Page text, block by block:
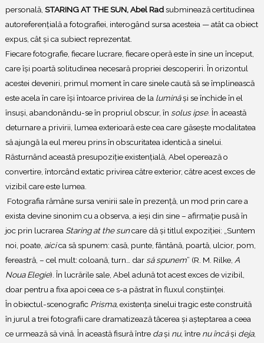
personală, STARING AT THE SUN,Abel Radsubminează certitudinea
autoreferențială a fotografiei, interogând sursa acesteia — atât ca obiect
expus, cât și ca subiect reprezentat.
Fiecare fotografie, fiecare lucrare, fiecare operă este în sine un început,
care își poartă solitudinea necesară propriei descoperiri. În orizontul
acestei deveniri, primul moment în care sinele caută să se împlinească
este acela în care își întoarce privirea de la luminăși se închide în el
însuși, abandonându-se în propriul obscur, în solus ipse. În această
deturnare a privirii, lumea exterioară este cea care găsește modalitatea
să ajungă la eul mereu prins în obscuritatea identică a sinelui.
Răsturnând această presupoziție existențială, Abel operează o
convertire, întorcând extatic privirea către exterior, către acest exces de
vizibil care este lumea.
Fotografia rămâne sursa venirii sale în prezență, un mod prin care a
exista devine sinonim cu a observa, a ieși din sine – afirmație pusă în
joc prin lucrarea Staring at the suncare dă și titlul expoziției: „Suntem
noi, poate, aicica să spunem: casă, punte, fântână, poartă, ulcior, pom,
fereastră, – cel mult: coloană, turn… dar să spunem” (R. M. Rilke, A
Noua Elegie). În lucrările sale, Abel adună tot acest exces de vizibil,
doar pentru a fixa apoi ceea ce s-a păstrat în fluxul conștiinței.
În obiectul-scenografic Prisma,existența sinelui tragic este construită
în jurul a trei fotografii care dramatizează tăcerea și așteptarea a ceea
ce urmează să vină. În această fisură între dași nu, între nu încăși deja,